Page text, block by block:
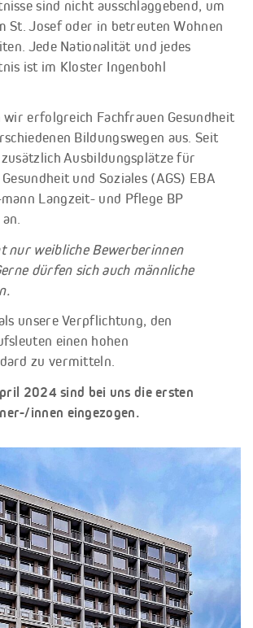
sind nicht ausschlaggebend, um
St. Josef oder in betreuten Wohnen
Jede Nationalität und jedes
ist im Kloster Ingenbohl
erfolgreich Fachfrauen Gesundheit
Bildungswegen aus. Seit
Ausbildungsplätze für
und Soziales (AGS) EBA
Langzeit- und Pflege BP
nur weibliche Bewerberinnen
dürfen sich auch männliche
unsere Verpflichtung, den
einen hohen
zu vermitteln.
2024 sind bei uns die ersten
innen eingezogen.